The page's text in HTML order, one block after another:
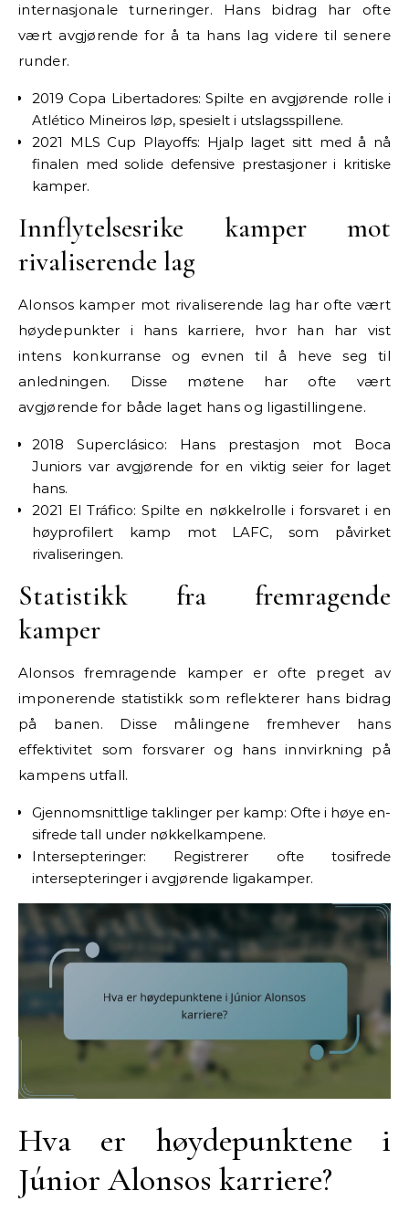
internasjonale turneringer. Hans bidrag har ofte
vært avgjørende for å ta hans lag videre til senere
runder.
2019 Copa Libertadores: Spilte en avgjørende rolle i
Atlético Mineiros løp, spesielt i utslagsspillene.
2021 MLS Cup Playoffs: Hjalp laget sitt med å nå
finalen med solide defensive prestasjoner i kritiske
kamper.
Innflytelsesrike kamper mot
rivaliserende lag
Alonsos kamper mot rivaliserende lag har ofte vært
høydepunkter i hans karriere, hvor han har vist
intens konkurranse og evnen til å heve seg til
anledningen. Disse møtene har ofte vært
avgjørende for både laget hans og ligastillingene.
2018 Superclásico: Hans prestasjon mot Boca
Juniors var avgjørende for en viktig seier for laget
hans.
2021 El Tráfico: Spilte en nøkkelrolle i forsvaret i en
høyprofilert kamp mot LAFC, som påvirket
rivaliseringen.
Statistikk fra fremragende
kamper
Alonsos fremragende kamper er ofte preget av
imponerende statistikk som reflekterer hans bidrag
på banen. Disse målingene fremhever hans
effektivitet som forsvarer og hans innvirkning på
kampens utfall.
Gjennomsnittlige taklinger per kamp: Ofte i høye en-
sifrede tall under nøkkelkampene.
Intersepteringer: Registrerer ofte tosifrede
intersepteringer i avgjørende ligakamper.
Hva er høydepunktene i
Júnior Alonsos karriere?